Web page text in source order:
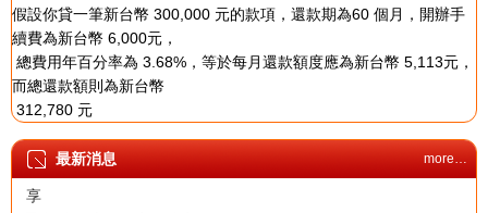
假設你貸一筆新台幣 300,000 元的款項，還款期為60 個月，開辦手
續費為新台幣 6,000元，
總費用年百分率為 3.68%，等於每月還款額度應為新台幣 5,113元，
而總還款額則為新台幣
312,780 元
最新消息 more…
汐止機車借款成功案例分
享